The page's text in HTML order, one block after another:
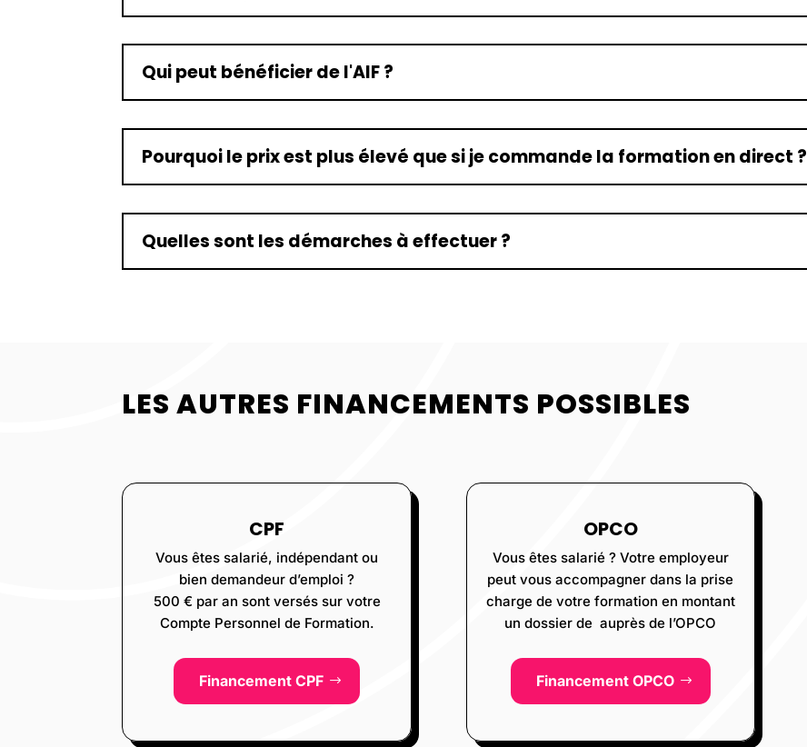
Qui peut bénéficier de l'AIF ?
Pourquoi le prix est plus élevé que si je commande la formation en direct ?
Quelles sont les démarches à effectuer ?
LES AUTRES FINANCEMENTS POSSIBLES
CPF
Vous êtes salarié, indépendant ou
bien demandeur d’emploi ?
500 € par an sont versés sur votre
Compte Personnel de Formation.
Financement CPF
OPCO
Vous êtes salarié ? Votre employeur
peut vous accompagner dans la prise
charge de votre formation en montant
un dossier de auprès de l’OPCO
Financement OPCO